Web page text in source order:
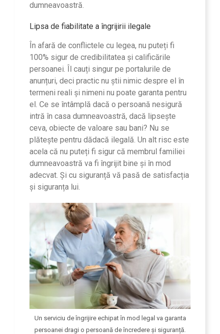
dumneavoastră.
Lipsa de fiabilitate a îngrijirii ilegale
În afară de conflictele cu legea, nu puteți fi
100% sigur de credibilitatea și calificările
persoanei. Îl cauți singur pe portalurile de
anunțuri, deci practic nu știi nimic despre el în
termeni reali și nimeni nu poate garanta pentru
el. Ce se întâmplă dacă o persoană nesigură
intră în casa dumneavoastră, dacă lipsește
ceva, obiecte de valoare sau bani? Nu se
plătește pentru dădacă ilegală. Un alt risc este
acela că nu puteți fi sigur că membrul familiei
dumneavoastră va fi îngrijit bine și în mod
adecvat. Și cu siguranță vă pasă de satisfacția
și siguranța lui.
Un serviciu de îngrijire echipat în mod legal va garanta
persoanei dragi o persoană de încredere și siguranță.